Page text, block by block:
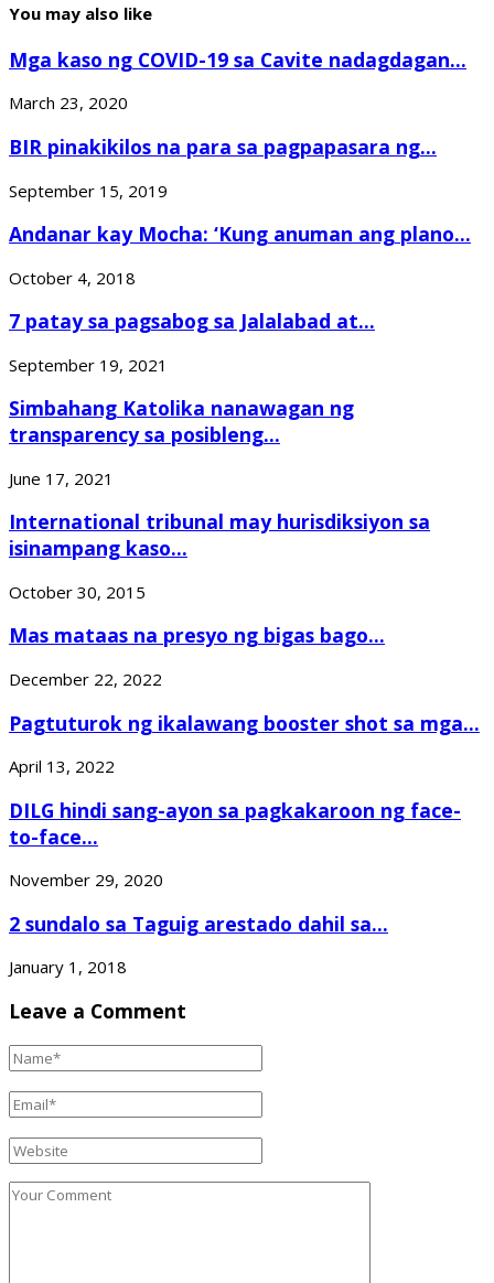
You may also like
Mga kaso ng COVID-19 sa Cavite nadagdagan...
March 23, 2020
BIR pinakikilos na para sa pagpapasara ng...
September 15, 2019
Andanar kay Mocha: ‘Kung anuman ang plano...
October 4, 2018
7 patay sa pagsabog sa Jalalabad at...
September 19, 2021
Simbahang Katolika nanawagan ng
transparency sa posibleng...
June 17, 2021
International tribunal may hurisdiksiyon sa
isinampang kaso...
October 30, 2015
Mas mataas na presyo ng bigas bago...
December 22, 2022
Pagtuturok ng ikalawang booster shot sa mga...
April 13, 2022
DILG hindi sang-ayon sa pagkakaroon ng face-
to-face...
November 29, 2020
2 sundalo sa Taguig arestado dahil sa...
January 1, 2018
Leave a Comment